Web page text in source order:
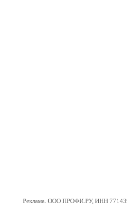
Реклама. ООО ПРОФИ.РУ, ИНН